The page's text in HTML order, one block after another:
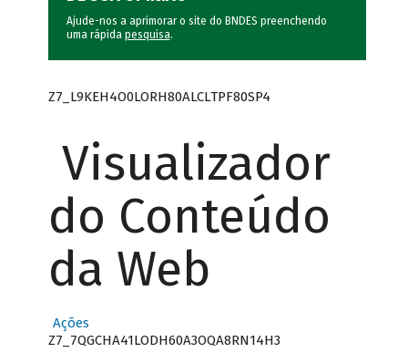
Ajude-nos a aprimorar o site do BNDES preenchendo
uma rápida pesquisa.
Z7_L9KEH4O0LORH80ALCLTPF80SP4
Visualizador
do Conteúdo
da Web
Ações
Z7_7QGCHA41LODH60A3OQA8RN14H3